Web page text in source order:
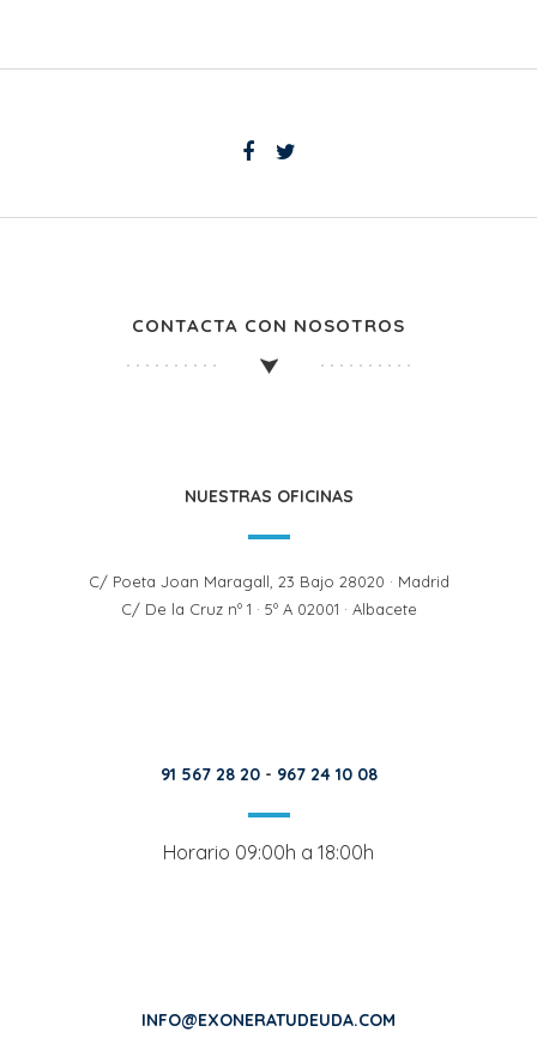
CONTACTA CON NOSOTROS
NUESTRAS OFICINAS
C/ Poeta Joan Maragall, 23 Bajo 28020 · Madrid
C/ De la Cruz nº 1 · 5º A 02001 · Albacete
91 567 28 20- 967 24 10 08
Horario 09:00h a 18:00h
INFO@EXONERATUDEUDA.COM